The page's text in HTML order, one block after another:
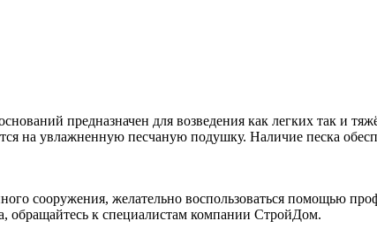
предназначен для возведения как легких так и
на увлажненную песчаную подушку. Наличие песка
сооружения, желательно воспользоваться помощью
обращайтесь к специалистам компании СтройДом.